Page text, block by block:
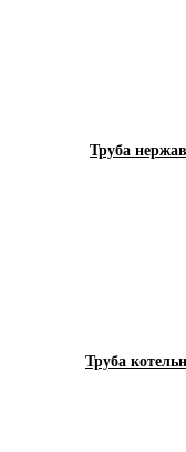
Труба
Труба